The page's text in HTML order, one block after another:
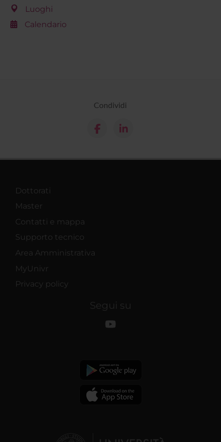
Luoghi
Calendario
Condividi
Dottorati
Master
Contatti e mappa
Supporto tecnico
Area Amministrativa
MyUnivr
Privacy policy
Segui su